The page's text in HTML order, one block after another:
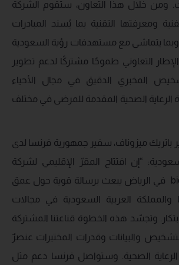
ومن خلال هذا التعاون، ستقوم الشركة
ومعرفتها التقنية بما يُسند المبادرات
وبما يتماشى مع مستهدفات رؤية السعودية
الإطار التعاوني طموحًا مشتركًا لدعم تطوير
المخبري الدقيق في مجال الأحياء
الرعاية الصحية المقدمة للمرضى في مختلف
باتريك ميزوناف، سفير جمهورية فرنسا لدى
“إن افتتاح المقرّ الإقليمي لشركة
بيوميرييه bioMérieux في الرياض يبعث برسالة قوية حول عمق
والمملكة العربية السعودية في مجالات
وتجسّد هذه الخطوة قناعتنا المشتركة
والبيانات وقدرات المختبرات عنصرٌ
الصحية. وستواصل فرنسا دعم مثل